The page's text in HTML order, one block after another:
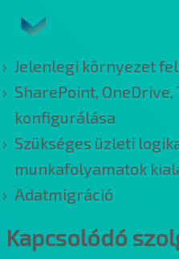
Jelenlegi környezet
SharePoint,
konfigurálása
Szükséges üzleti
munkafolyamatok
Adatmigráció
Kapcsolódó